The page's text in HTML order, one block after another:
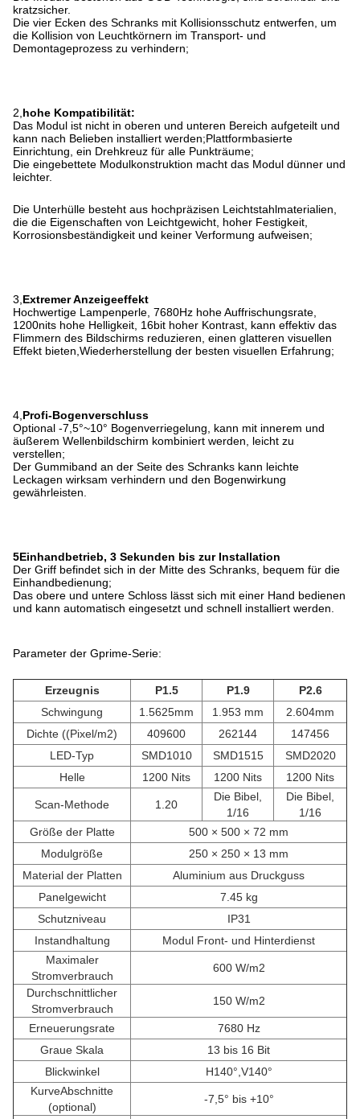
kratzsicher.
Die vier Ecken des Schranks mit Kollisionsschutz entwerfen, um
die Kollision von Leuchtkörnern im Transport- und
Demontageprozess zu verhindern;
2, hohe Kompatibilität:
Das Modul ist nicht in oberen und unteren Bereich aufgeteilt und
kann nach Belieben installiert werden;Plattformbasierte
Einrichtung, ein Drehkreuz für alle Punkträume;
Die eingebettete Modulkonstruktion macht das Modul dünner und
leichter.
Die Unterhülle besteht aus hochpräzisen Leichtstahlmaterialien,
die die Eigenschaften von Leichtgewicht, hoher Festigkeit,
Korrosionsbeständigkeit und keiner Verformung aufweisen;
3, Extremer Anzeigeeffekt
Hochwertige Lampenperle, 7680Hz hohe Auffrischungsrate,
1200nits hohe Helligkeit, 16bit hoher Kontrast, kann effektiv das
Flimmern des Bildschirms reduzieren, einen glatteren visuellen
Effekt bieten,Wiederherstellung der besten visuellen Erfahrung;
4, Profi-Bogenverschluss
Optional -7,5°~10° Bogenverriegelung, kann mit innerem und
äußerem Wellenbildschirm kombiniert werden, leicht zu
verstellen;
Der Gummiband an der Seite des Schranks kann leichte
Leckagen wirksam verhindern und den Bogenwirkung
gewährleisten.
5Einhandbetrieb, 3 Sekunden bis zur Installation
Der Griff befindet sich in der Mitte des Schranks, bequem für die
Einhandbedienung;
Das obere und untere Schloss lässt sich mit einer Hand bedienen
und kann automatisch eingesetzt und schnell installiert werden.
Parameter der Gprime-Serie:
Erzeugnis P1.5 P1.9
P2.6
Schwingung
1.5625mm 1.953 mm
2.604mm
Dichte ((Pixel/m2)
409600 262144
147456
LED-Typ
SMD1010 SMD1515
SMD2020
Helle
1200 Nits 1200 Nits 1200 Nits
Scan-Methode 1.20
Die Bibel,
1/16
Die Bibel,
1/16
Größe der Platte
500 × 500 × 72 mm
Modulgröße
250 × 250 × 13 mm
Material der Platten
Aluminium aus Druckguss
Panelgewicht
7.45 kg
Schutzniveau
IP31
Instandhaltung
Modul Front- und Hinterdienst
Maximaler
Stromverbrauch
600 W/m2
Durchschnittlicher
Stromverbrauch
150 W/m2
Erneuerungsrate
7680 Hz
Graue Skala
13 bis 16 Bit
Blickwinkel
H140°,V140°
KurveAbschnitte
(optional)
-7,5° bis +10°